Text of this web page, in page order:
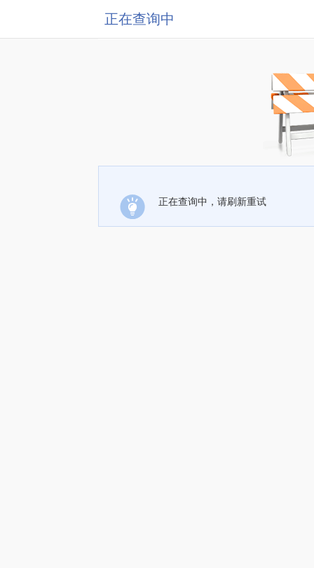
正在查询中
正在查询中，请刷新重试